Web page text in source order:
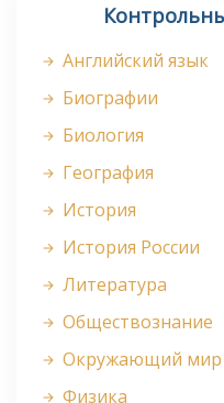
Английский язык
Биографии
Биология
География
История
История России
Литература
Обществознание
Окружающий мир
Физика